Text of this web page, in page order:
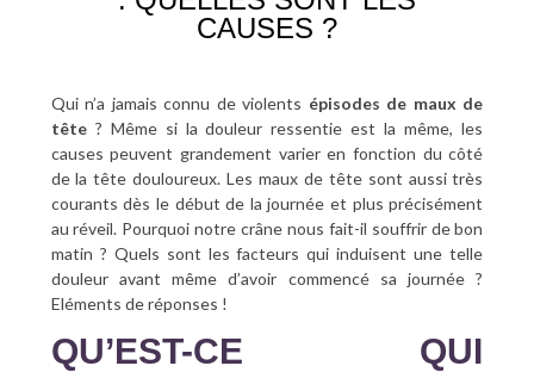
CAUSES ?
Qui n’a jamais connu de violents épisodes de maux de
tête? Même si la douleur ressentie est la même, les
causes peuvent grandement varier en fonction du côté
de la tête douloureux. Les maux de tête sont aussi très
courants dès le début de la journée et plus précisément
au réveil. Pourquoi notre crâne nous fait-il souffrir de bon
matin ? Quels sont les facteurs qui induisent une telle
douleur avant même d’avoir commencé sa journée ?
Eléments de réponses !
QU’EST-CE QUI